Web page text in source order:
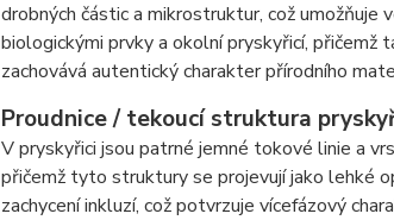
drobných částic a mikrostruktur, což
biologickými prvky a okolní pryskyřicí,
zachovává autentický charakter přírodního
Proudnice / tekoucí struktura
V pryskyřici jsou patrné jemné tokové linie a
přičemž tyto struktury se projevují jako lehké
zachycení inkluzí, což potvrzuje vícefázový